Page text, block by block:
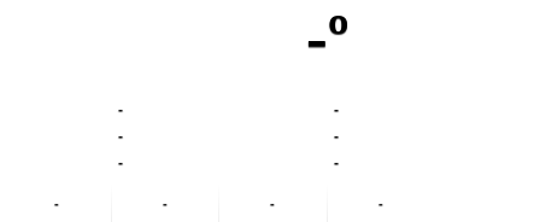
-º
-
-
-
-
-
-
-
-
-
-